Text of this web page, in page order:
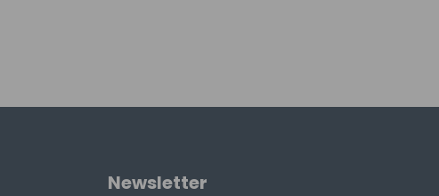
Newsletter